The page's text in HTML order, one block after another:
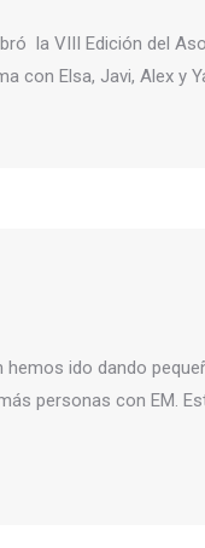
la VIII Edición del
con Elsa, Javi, Alex y
ido dando
personas con EM.